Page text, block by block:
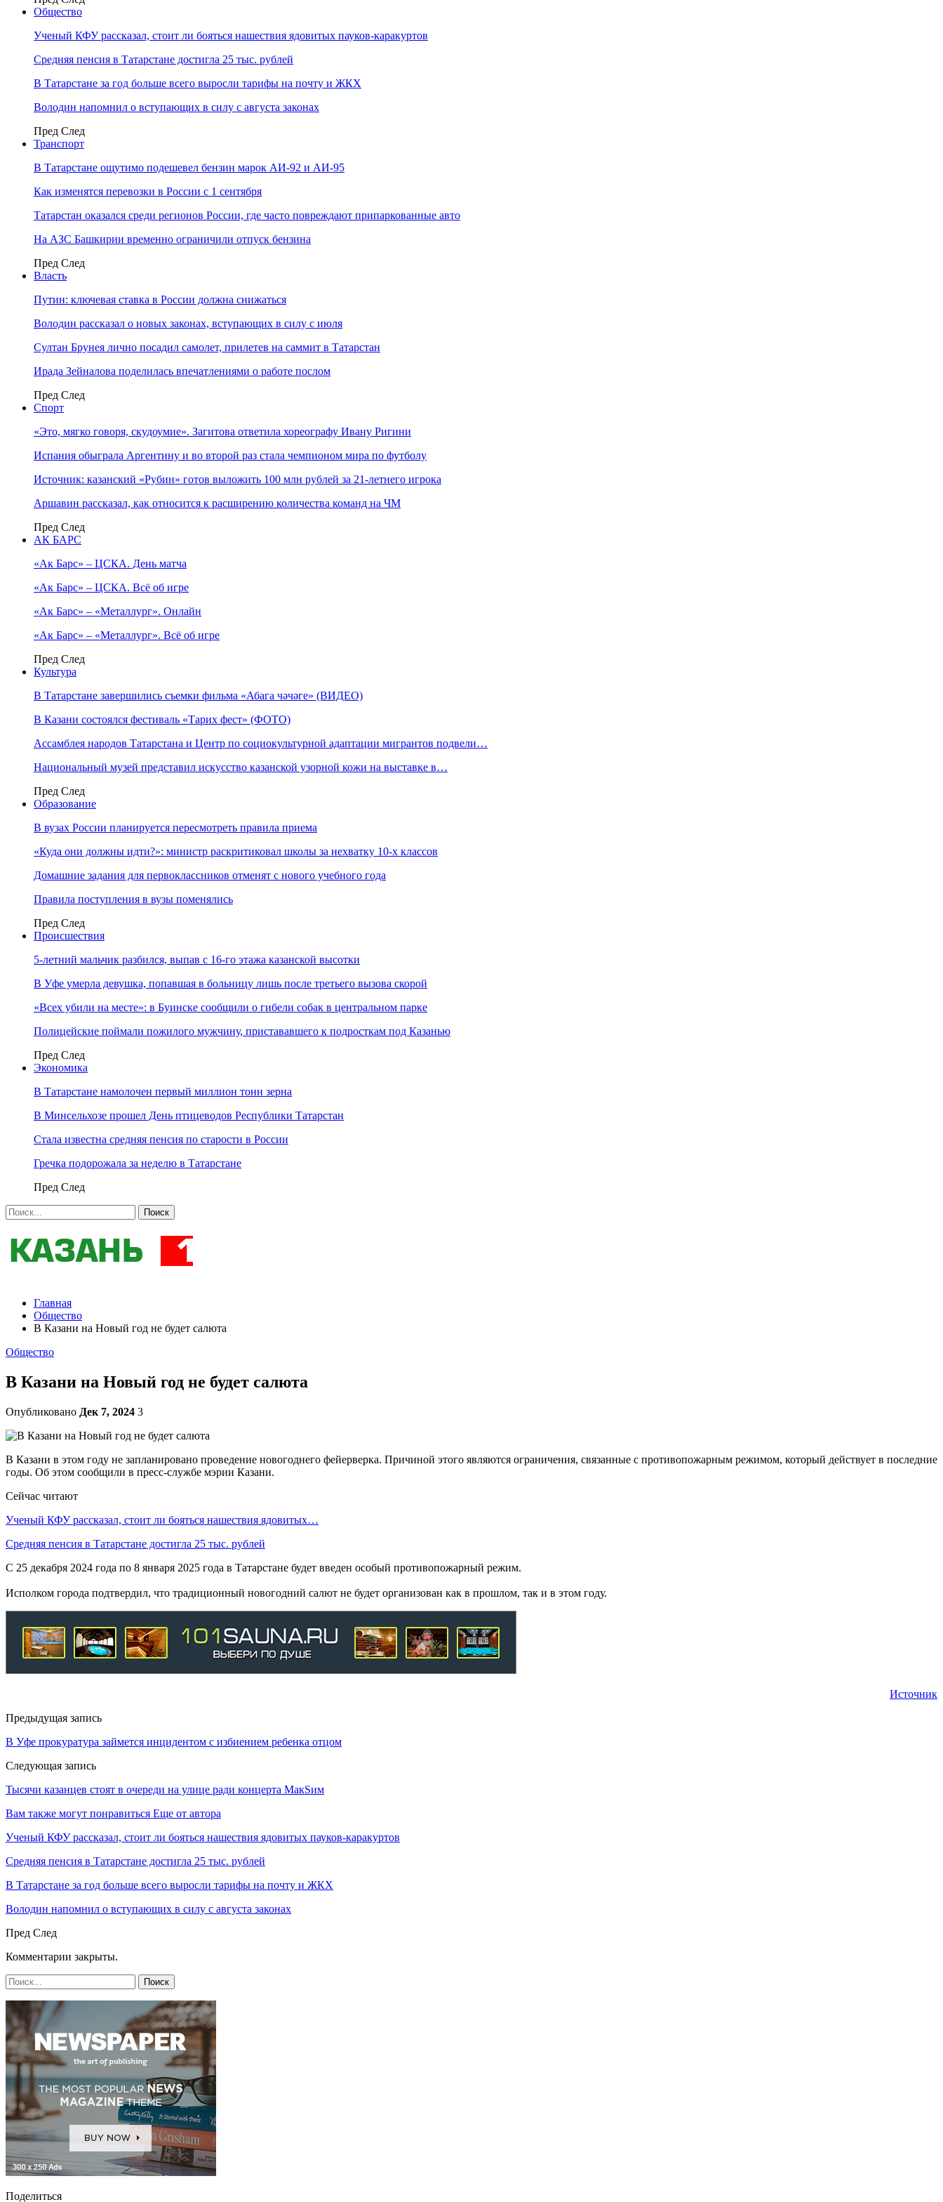
Общество
Ученый КФУ рассказал, стоит ли бояться нашествия ядовитых пауков-каракуртов
Средняя пенсия в Татарстане достигла 25 тыс. рублей
В Татарстане за год больше всего выросли тарифы на почту и ЖКХ
Володин напомнил о вступающих в силу с августа законах
Пред След
Транспорт
В Татарстане ощутимо подешевел бензин марок АИ-92 и АИ-95
Как изменятся перевозки в России с 1 сентября
Татарстан оказался среди регионов России, где часто повреждают припаркованные авто
На АЗС Башкирии временно ограничили отпуск бензина
Пред След
Власть
Путин: ключевая ставка в России должна снижаться
Володин рассказал о новых законах, вступающих в силу с июля
Султан Брунея лично посадил самолет, прилетев на саммит в Татарстан
Ирада Зейналова поделилась впечатлениями о работе послом
Пред След
Спорт
«Это, мягко говоря, скудоумие». Загитова ответила хореографу Ивану Ригини
Испания обыграла Аргентину и во второй раз стала чемпионом мира по футболу
Источник: казанский «Рубин» готов выложить 100 млн рублей за 21-летнего игрока
Аршавин рассказал, как относится к расширению количества команд на ЧМ
Пред След
АК БАРС
«Ак Барс» – ЦСКА. День матча
«Ак Барс» – ЦСКА. Всё об игре
«Ак Барс» – «Металлург». Онлайн
«Ак Барс» – «Металлург». Всё об игре
Пред След
Культура
В Татарстане завершились съемки фильма «Абага чәчәге» (ВИДЕО)
В Казани состоялся фестиваль «Тарих фест» (ФОТО)
Ассамблея народов Татарстана и Центр по социокультурной адаптации мигрантов подвели…
Национальный музей представил искусство казанской узорной кожи на выставке в…
Пред След
Образование
В вузах России планируется пересмотреть правила приема
«Куда они должны идти?»: министр раскритиковал школы за нехватку 10-х классов
Домашние задания для первоклассников отменят с нового учебного года
Правила поступления в вузы поменялись
Пред След
Происшествия
5-летний мальчик разбился, выпав с 16-го этажа казанской высотки
В Уфе умерла девушка, попавшая в больницу лишь после третьего вызова скорой
«Всех убили на месте»: в Буинске сообщили о гибели собак в центральном парке
Полицейские поймали пожилого мужчину, пристававшего к подросткам под Казанью
Пред След
Экономика
В Татарстане намолочен первый миллион тонн зерна
В Минсельхозе прошел День птицеводов Республики Татарстан
Стала известна средняя пенсия по старости в России
Гречка подорожала за неделю в Татарстане
Пред След
Главная
Общество
В Казани на Новый год не будет салюта
Общество
В Казани на Новый год не будет салюта
Опубликовано Дек 7, 2024 3
В Казани в этом году не запланировано проведение новогоднего фейерверка. Причиной этого являются ограничения, связанные с противопожарным режимом, который действует в последние
годы. Об этом сообщили в пресс-службе мэрии Казани.
Сейчас читают
Ученый КФУ рассказал, стоит ли бояться нашествия ядовитых…
Средняя пенсия в Татарстане достигла 25 тыс. рублей
С 25 декабря 2024 года по 8 января 2025 года в Татарстане будет введен особый противопожарный режим.
Исполком города подтвердил, что традиционный новогодний салют не будет организован как в прошлом, так и в этом году.
Источник
Предыдущая запись
В Уфе прокуратура займется инцидентом с избиением ребенка отцом
Следующая запись
Тысячи казанцев стоят в очереди на улице ради концерта МакSим
Вам также могут понравиться Еще от автора
Ученый КФУ рассказал, стоит ли бояться нашествия ядовитых пауков-каракуртов
Средняя пенсия в Татарстане достигла 25 тыс. рублей
В Татарстане за год больше всего выросли тарифы на почту и ЖКХ
Володин напомнил о вступающих в силу с августа законах
Пред След
Комментарии закрыты.
Поделиться